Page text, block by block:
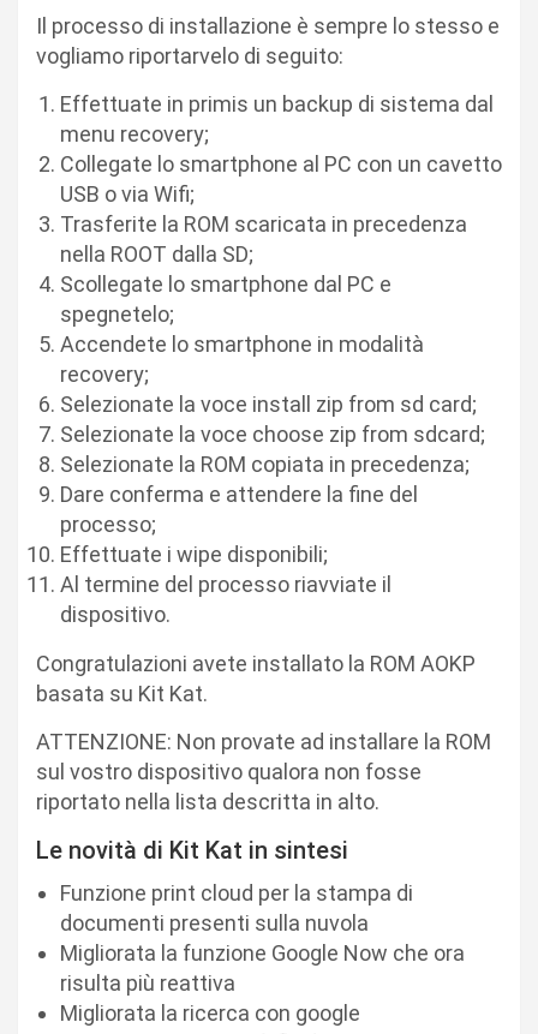
Il processo di installazione è sempre lo stesso e
vogliamo riportarvelo di seguito:
Effettuate in primis un backup di sistema dal
menu recovery;
Collegate lo smartphone al PC con un cavetto
USB o via Wifi;
Trasferite la ROM scaricata in precedenza
nella ROOT dalla SD;
Scollegate lo smartphone dal PC e
spegnetelo;
Accendete lo smartphone in modalità
recovery;
Selezionate la voce install zip from sd card;
Selezionate la voce choose zip from sdcard;
Selezionate la ROM copiata in precedenza;
Dare conferma e attendere la fine del
processo;
Effettuate i wipe disponibili;
Al termine del processo riavviate il
dispositivo.
Congratulazioni avete installato la ROM AOKP
basata su Kit Kat.
ATTENZIONE: Non provate ad installare la ROM
sul vostro dispositivo qualora non fosse
riportato nella lista descritta in alto.
Le novità di Kit Kat in sintesi
Funzione print cloud per la stampa di
documenti presenti sulla nuvola
Migliorata la funzione Google Now che ora
risulta più reattiva
Migliorata la ricerca con google